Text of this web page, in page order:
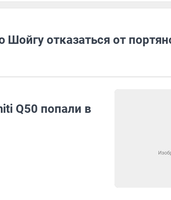
отказаться от
Q50 попали в